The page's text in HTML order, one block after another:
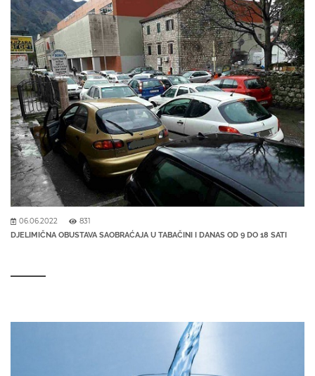
06.06.2022 831
DJELIMIČNA OBUSTAVA SAOBRAĆAJA U TABAČINI I DANAS OD 9 DO 18 SATI